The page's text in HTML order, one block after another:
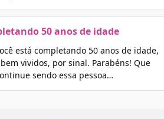
50 anos de idade
está completando 50 anos de idade,
vividos, por sinal. Parabéns! Que
sendo essa pessoa…